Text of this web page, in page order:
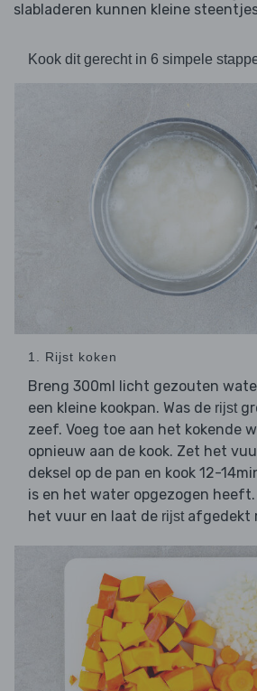
slabladeren kunnen kleine
Kook dit gerecht in 6 simpele
1. Rijst koken
Breng 300ml licht gezouten
een kleine kookpan. Was de rijst
zeef. Voeg toe aan het kokende
opnieuw aan de kook. Zet het
deksel op de pan en kook 12-
is en het water opgezogen heeft.
het vuur en laat de rijst afgedekt